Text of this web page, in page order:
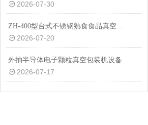
2026-07-30
ZH-400型台式不锈钢熟食食品真空包装机设备
2026-07-20
外抽半导体电子颗粒真空包装机设备
2026-07-17